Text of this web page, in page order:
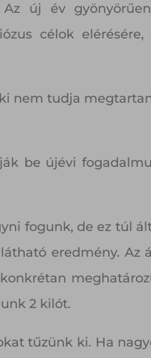
új év
célok
nem tudja
be újévi
fogunk, de ez túl
eredmény. Az
2 kilót.
tűzünk ki. Ha